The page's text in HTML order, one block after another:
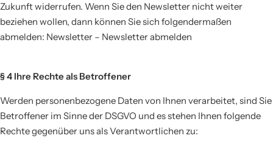
Zukunft widerrufen. Wenn Sie den Newsletter nicht weiter
beziehen wollen, dann können Sie sich folgendermaßen
abmelden: Newsletter – Newsletter abmelden
§ 4 Ihre Rechte als Betroffener
Werden personenbezogene Daten von Ihnen verarbeitet, sind Sie
Betroffener im Sinne der DSGVO und es stehen Ihnen folgende
Rechte gegenüber uns als Verantwortlichen zu: